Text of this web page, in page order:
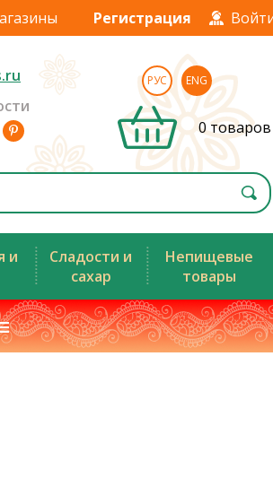
Регистрация
РУС ENG
0 товаров
и
Сладости и
сахар
Непищевые
товары